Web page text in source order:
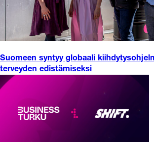
Suomeen syntyy globaali
terveyden edistämiseksi